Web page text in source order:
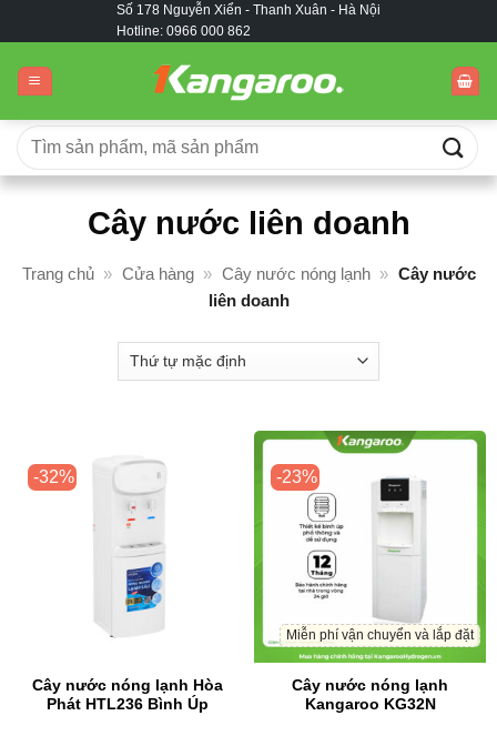
qua
nội
dung
Số 178 Nguyễn Xiển - Thanh Xuân - Hà Nội
Hotline: 0966 000 862
Tìm
Cây nước liên doanh
Trang chủ » Cửa hàng » Cây nước nóng lạnh » Cây nước
liên doanh
-32%
Cây nước nóng lạnh Hòa
Phát HTL236 Bình Úp
-23%
Miễn phí vận chuyển và lắp đặt
Cây nước nóng lạnh
Kangaroo KG32N